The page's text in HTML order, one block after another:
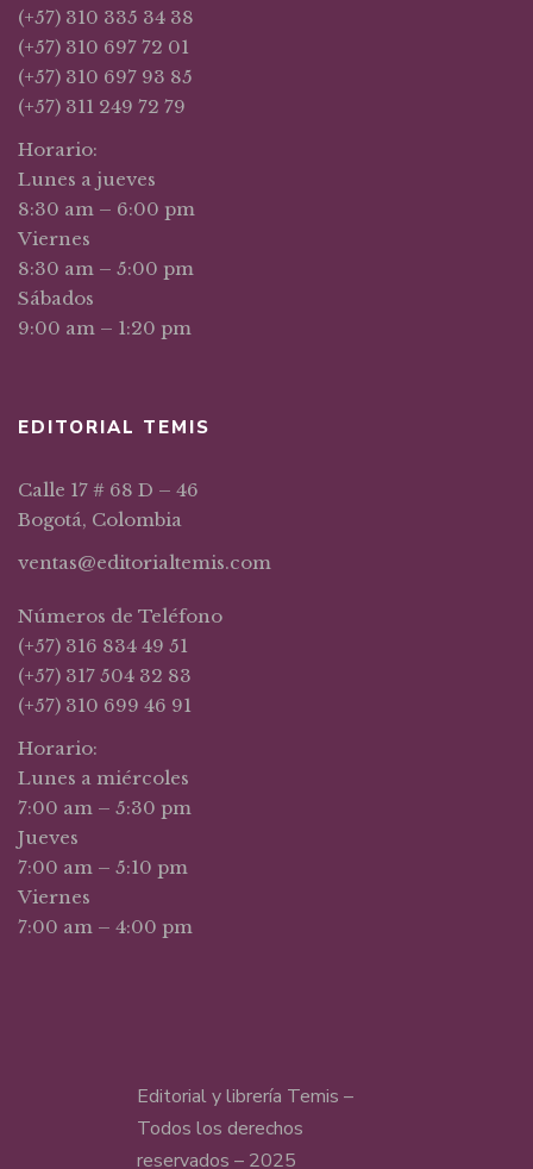
(+57) 310 335 34 38
(+57) 310 697 72 01
(+57) 310 697 93 85
(+57) 311 249 72 79
Horario:
Lunes a jueves
8:30 am – 6:00 pm
Viernes
8:30 am – 5:00 pm
Sábados
9:00 am – 1:20 pm
EDITORIAL TEMIS
Calle 17 # 68 D – 46
Bogotá, Colombia
ventas@editorialtemis.com
Números de Teléfono
(+57) 316 834 49 51
(+57) 317 504 32 83
(+57) 310 699 46 91
Horario:
Lunes a miércoles
7:00 am – 5:30 pm
Jueves
7:00 am – 5:10 pm
Viernes
7:00 am – 4:00 pm
Editorial y librería Temis –
Todos los derechos
reservados – 2025